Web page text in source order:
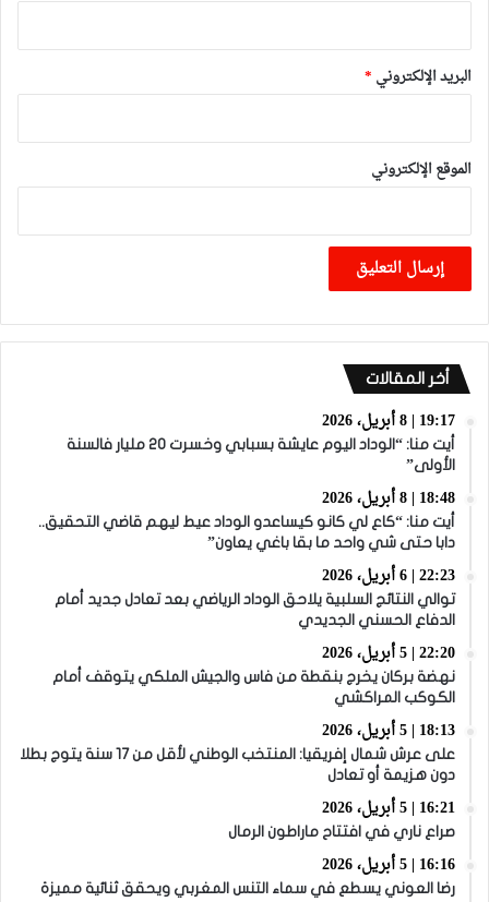
البريد الإلكتروني *
الموقع الإلكتروني
أخر المقالات
19:17 | 8 أبريل، 2026
أيت منا: “الوداد اليوم عايشة بسبابي وخسرت 20 مليار فالسنة
الأولى”
18:48 | 8 أبريل، 2026
أيت منا: “كاع لي كانو كيساعدو الوداد عيط ليهم قاضي التحقيق..
دابا حتى شي واحد ما بقا باغي يعاون”
22:23 | 6 أبريل، 2026
توالي النتائج السلبية يلاحق الوداد الرياضي بعد تعادل جديد أمام
الدفاع الحسني الجديدي
22:20 | 5 أبريل، 2026
نهضة بركان يخرج بنقطة من فاس والجيش الملكي يتوقف أمام
الكوكب المراكشي
18:13 | 5 أبريل، 2026
على عرش شمال إفريقيا: المنتخب الوطني لأقل من 17 سنة يتوج بطلا
دون هزيمة أو تعادل
16:21 | 5 أبريل، 2026
صراع ناري في افتتاح ماراطون الرمال
16:16 | 5 أبريل، 2026
رضا العوني يسطع في سماء التنس المغربي ويحقق ثنائية مميزة